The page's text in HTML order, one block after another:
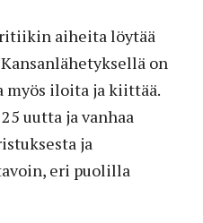
aiheita löytää
on
iloita ja kiittää.
uutta ja vanhaa
ja
eri puolilla